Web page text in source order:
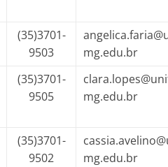
(35)3701-
9503
mg.edu.br
(35)3701-
9505
mg.edu.br
(35)3701-
9502
mg.edu.br